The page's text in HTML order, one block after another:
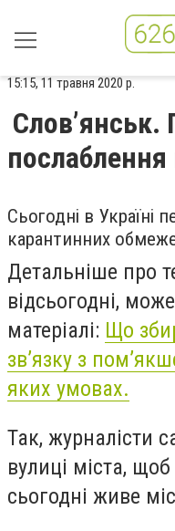
15:15, 11 травня 2020 р.
Сьогодні в Україні
карантинних
Детальніше про
відсьогодні,
матеріалі: Що
зв’язку з
яких умовах.
Так, журналісти
вулиці міста,
сьогодні живе